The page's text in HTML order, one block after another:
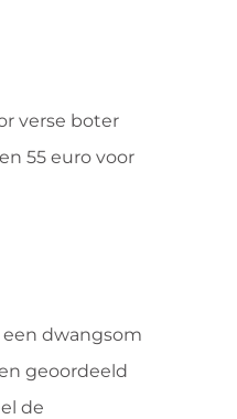
verse boter
55 euro voor
dwangsom
geoordeeld
de